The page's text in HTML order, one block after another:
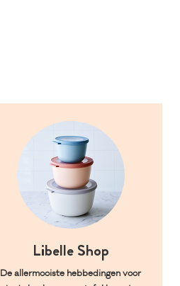
Libelle Shop
De allermooiste hebbedingen voor